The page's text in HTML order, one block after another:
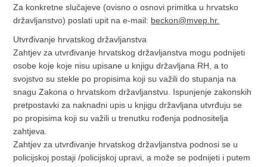
Za konkretne slučajeve (ovisno o osnovi primitka u hrvatsko
državljanstvo) poslati upit na e-mail: beckon@mvep.hr.
Utvrđivanje hrvatskog državljanstva
Zahtjev za utvrđivanje hrvatskog državljanstva mogu podnijeti
osobe koje koje nisu upisane u knjigu državljana RH, a to
svojstvo su stekle po propisima koji su važili do stupanja na
snagu Zakona o hrvatskom državljanstvu. Ispunjenje zakonskih
pretpostavki za naknadni upis u knjigu državljana utvrđuju se
po propisima koji su važili u trenutku rođenja podnositelja
zahtjeva.
Zahtjev za utvrđivanje hrvatskog državljanstva podnosi se u
policijskoj postaji /policijskoj upravi, a može se podnijeti i putem